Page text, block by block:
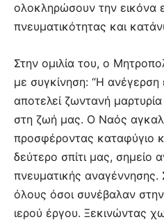
ολοκληρώσουν την εικόνα
πνευματικότητας και
Στην ομιλία του, ο
με συγκίνηση: “Η
αποτελεί ζωντανή
στη ζωή μας. Ο Ναός
προσφέροντας καταφύγιο
δεύτερο σπίτι μας, σημείο
πνευματικής
όλους όσοι συνέβαλαν
ιερού έργου. Ξεκινώντας